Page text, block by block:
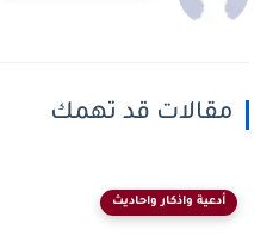
مقالات قد تهمك
أدعية واذكار واحاديث